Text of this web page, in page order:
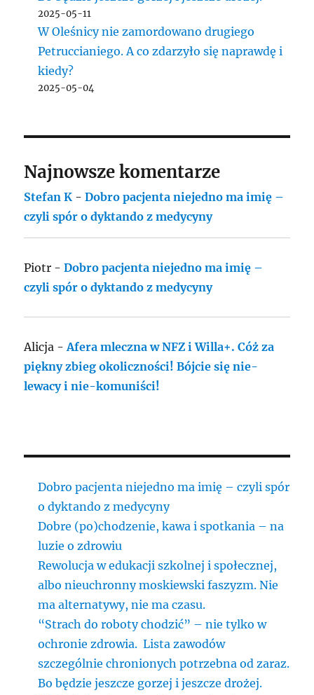
2025-05-11
W Oleśnicy nie zamordowano drugiego
Petruccianiego. A co zdarzyło się naprawdę i
kiedy?
2025-05-04
Najnowsze komentarze
Stefan K -Dobro pacjenta niejedno ma imię –
czyli spór o dyktando z medycyny
Piotr -Dobro pacjenta niejedno ma imię –
czyli spór o dyktando z medycyny
Alicja -Afera mleczna w NFZ i Willa+. Cóż za
piękny zbieg okoliczności! Bójcie się nie-
lewacy i nie-komuniści!
Dobro pacjenta niejedno ma imię – czyli spór
o dyktando z medycyny
Dobre (po)chodzenie, kawa i spotkania – na
luzie o zdrowiu
Rewolucja w edukacji szkolnej i społecznej,
albo nieuchronny moskiewski faszyzm. Nie
ma alternatywy, nie ma czasu.
“Strach do roboty chodzić” – nie tylko w
ochronie zdrowia. Lista zawodów
szczególnie chronionych potrzebna od zaraz.
Bo będzie jeszcze gorzej i jeszcze drożej.